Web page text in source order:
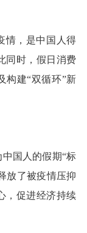
情，是中国人得
同时，假日消费
构建“双循环”新
国人的假期“标
放了被疫情压抑
，促进经济持续